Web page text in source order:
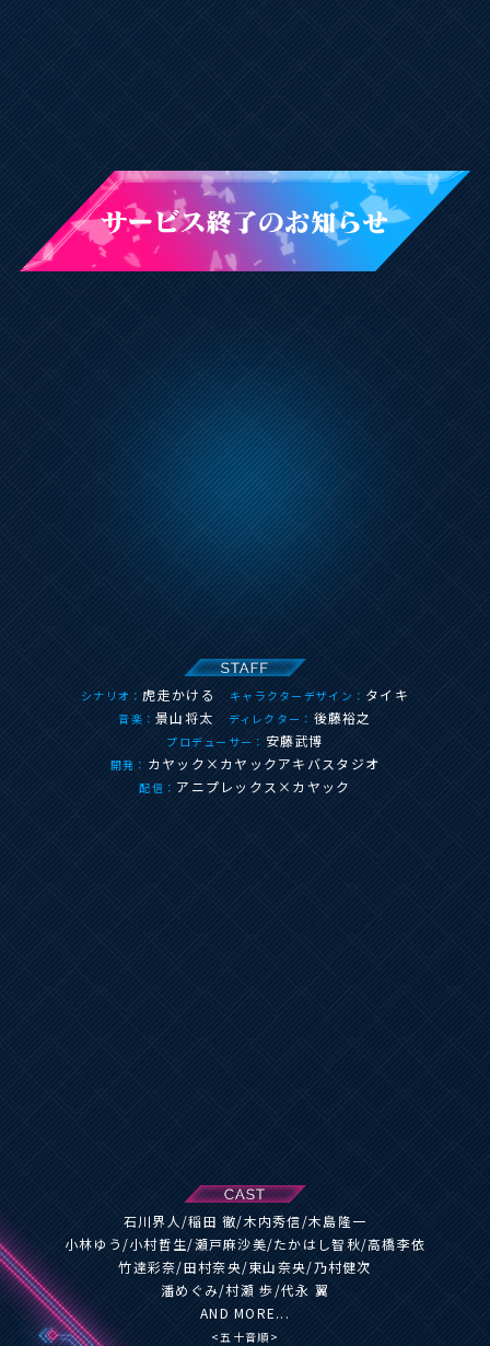
シナリオ：虎走かける キャラクターデザイン： タイキ
音楽：景山将太 ディレクター： 後藤裕之
プロデューサー： 安藤武博
開発： カヤック×カヤックアキバスタジオ
配信： アニプレックス×カヤック
石川界人/稲田 徹/木内秀信/木島隆一
小林ゆう/小村哲生/瀬戸麻沙美/たかはし智秋/高橋李依
竹達彩奈/田村奈央/東山奈央/乃村健次
潘めぐみ/村瀬 歩/代永 翼
AND MORE...
<五十音順>